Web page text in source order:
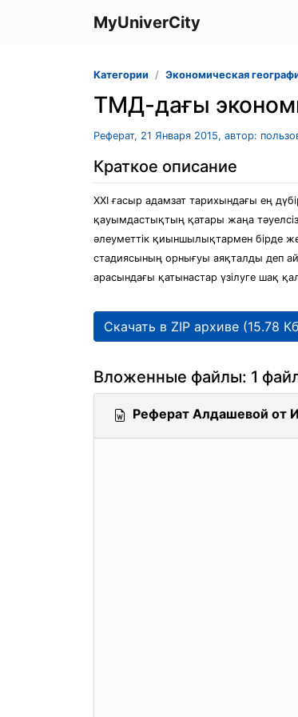
MyUniverCity
Категории Экономическая
ТМД-дағы
Реферат, 21 Января 2015, автор:
Краткое описание
XXІ ғасыр адамзат тарихындағы ең
қауымдастықтың қатары жаңа
әлеуметтік қиыншылықтармен бірде
стадиясының орнығуы аяқталды деп
арасындағы қатынастар үзілуге шақ
Скачать в ZIP архиве (15.78
Вложенные файлы: 1
Реферат Алдашевой от